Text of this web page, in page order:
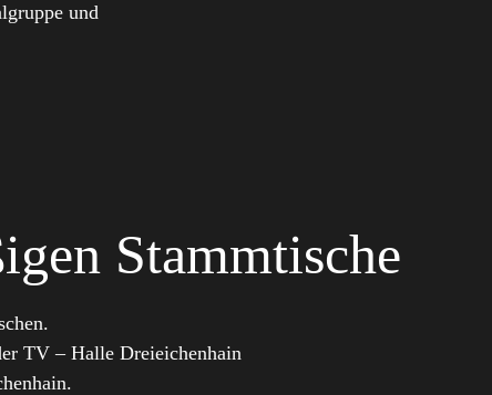
und
Stammtische
TV – Halle Dreieichenhain